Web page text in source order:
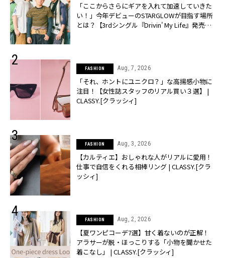
「ここからさらにギアを入れて加速していきた
い！」今年デビューのSTARGLOWが目指す場所
とは？【3rdシングル『Drivin' My Life』発売】 |
FASHION Aug, 7, 2026
「それ、ホントにユニクロ？」な高揚感小物に
注目！【女性誌スタッフのリアル買い３選】 |
CLASSY.[クラッシィ]
FASHION Aug, 3, 2026
【カルティエ】おしゃれな人がリアルに愛用！
仕事で自信をくれる相棒リング | CLASSY.[クラ
ッシィ]
FASHION Aug, 2, 2026
【夏ワンピコーデ7選】甘く着ないのが正解！
アラサーが脱・ほっこりする「小物を聞かせた
着こなし」 | CLASSY.[クラッシィ]